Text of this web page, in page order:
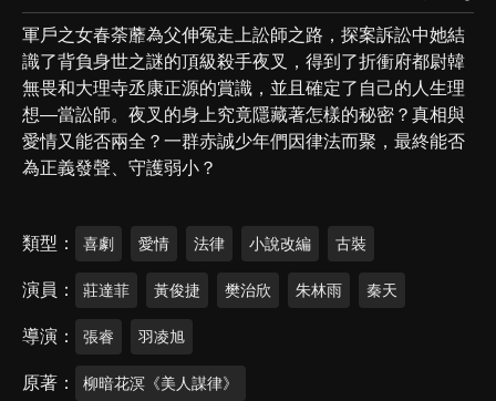
軍戶之女春荼蘼為父伸冤走上訟師之路，探案訴訟中她結
識了背負身世之謎的頂級殺手夜叉，得到了折衝府都尉韓
無畏和大理寺丞康正源的賞識，並且確定了自己的人生理
想—當訟師。夜叉的身上究竟隱藏著怎樣的秘密？真相與
愛情又能否兩全？一群赤誠少年們因律法而聚，最終能否
為正義發聲、守護弱小？
類型 喜劇 愛情 法律 小說改編 古裝
演員 莊達菲 黃俊捷 樊治欣 朱林雨 秦天
導演 張睿 羽凌旭
原著 柳暗花溟《美人謀律》